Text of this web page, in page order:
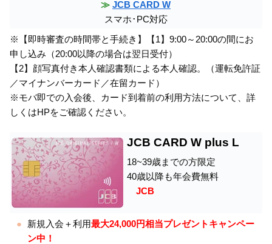
≫ JCB CARD W
スマホ･PC対応
※【即時審査の時間帯と手続き】【1】9:00～20:00の間にお
申し込み（20:00以降の場合は翌日受付）
【2】顔写真付き本人確認書類による本人確認。（運転免許証
／マイナンバーカード／在留カード）
※モバ即での入会後、カード到着前の利用方法について、詳
しくはHPをご確認ください。
JCB CARD W plus L
18~39歳までの方限定
40歳以降も年会費無料
JCB
新規入会＋利用最大24,000円相当プレゼントキャンペー
ン中！